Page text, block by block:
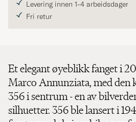
Levering innen 1-4 arbeidsdager
Fri retur
Et elegant øyeblikk fanget i
Marco Annunziata, med den
356 i sentrum - en av
silhuetter. 356 ble lansert i